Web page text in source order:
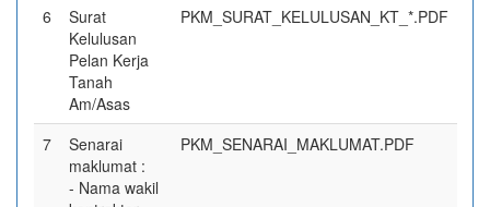
6
Surat
Kelulusan
Pelan Kerja
Tanah
Am/Asas
PKM_SURAT_KELULUSAN_KT_*.PDF
7
Senarai
maklumat :
- Nama wakil
PKM_SENARAI_MAKLUMAT.PDF